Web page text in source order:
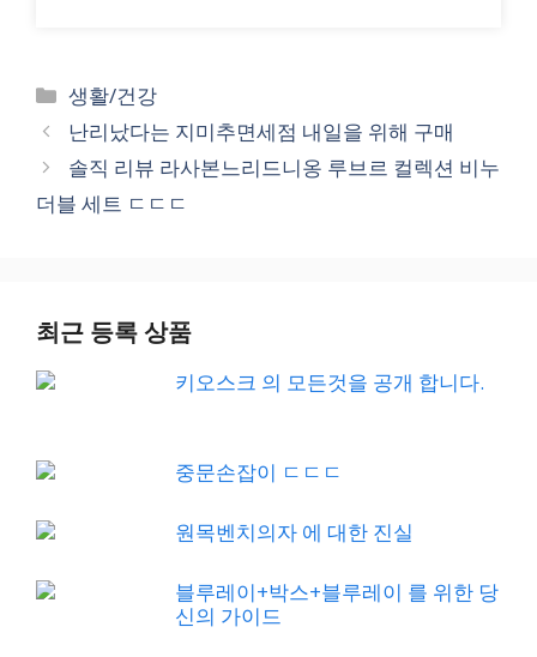
Categories
생활/건강
난리났다는 지미추면세점 내일을 위해 구매
솔직 리뷰 라사본느리드니옹 루브르 컬렉션 비누
더블 세트 ㄷㄷㄷ
최근 등록 상품
키오스크 의 모든것을 공개 합니다.
중문손잡이 ㄷㄷㄷ
원목벤치의자 에 대한 진실
블루레이+박스+블루레이 를 위한 당
신의 가이드